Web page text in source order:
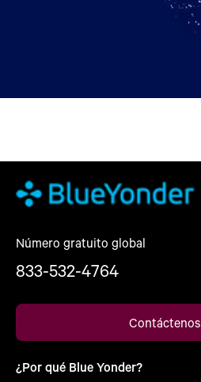
Número gratuito global
833-532-4764
Contáctenos
¿Por qué Blue Yonder?